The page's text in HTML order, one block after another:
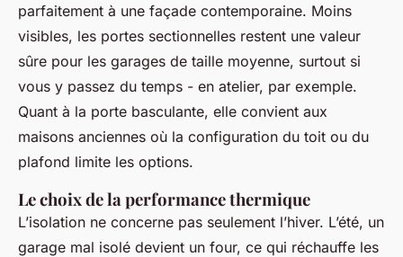
parfaitement à une façade contemporaine. Moins
visibles, les portes sectionnelles restent une valeur
sûre pour les garages de taille moyenne, surtout si
vous y passez du temps - en atelier, par exemple.
Quant à la porte basculante, elle convient aux
maisons anciennes où la configuration du toit ou du
plafond limite les options.
Le choix de la performance thermique
L’isolation ne concerne pas seulement l’hiver. L’été, un
garage mal isolé devient un four, ce qui réchauffe les